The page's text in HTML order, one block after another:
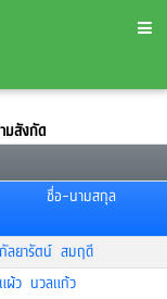
มสังกัด
ชื่อ-นามสกุล
กัลยารัตน์ สมฤดี
แผ้ว นวลแก้ว